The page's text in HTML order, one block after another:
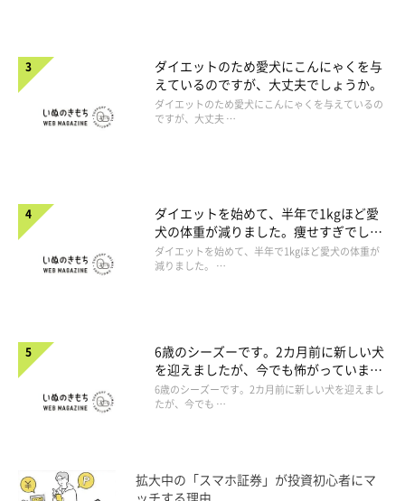
ダイエットのため愛犬にこんにゃくを与
えているのですが、大丈夫でしょうか。
ダイエットのため愛犬にこんにゃくを与えているの
ですが、大丈夫 …
ダイエットを始めて、半年で1kgほど愛
犬の体重が減りました。痩せすぎでしょ
うか。
ダイエットを始めて、半年で1kgほど愛犬の体重が
減りました。 …
6歳のシーズーです。2カ月前に新しい犬
を迎えましたが、今でも怖がっていま
す。
6歳のシーズーです。2カ月前に新しい犬を迎えまし
たが、今でも …
拡大中の「スマホ証券」が投資初心者にマ